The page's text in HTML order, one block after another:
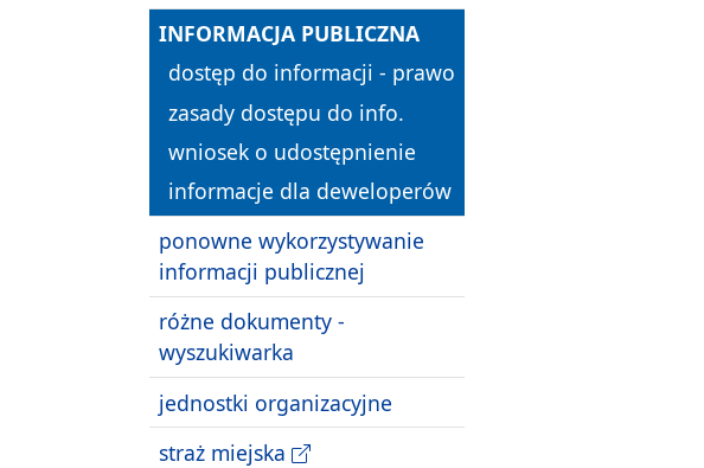
INFORMACJA PUBLICZNA
dostęp do informacji - prawo
zasady dostępu do info.
wniosek o udostępnienie
informacje dla deweloperów
ponowne wykorzystywanie
informacji publicznej
różne dokumenty -
wyszukiwarka
jednostki organizacyjne
straż miejska